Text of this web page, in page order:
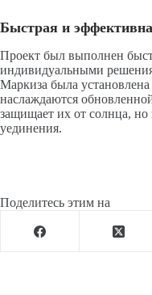
Быстрая и
Проект был выполнен
индивидуальными
Маркиза была
наслаждаются
защищает их от солнца,
уединения.
Поделитесь этим на